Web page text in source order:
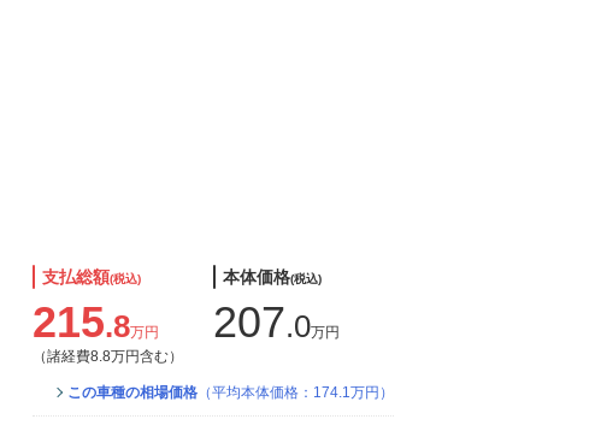
支払総額(税込)
215.8万円
（諸経費8.8万円含む）
本体価格(税込)
207.0万円
この車種の相場価格 （平均本体価格：174.1万円）